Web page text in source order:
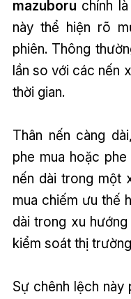
mazuboru chính
này thể hiện rõ
phiên. Thông
lần so với các nến
thời gian.
Thân nến càng
phe mua hoặc
nến dài trong một
mua chiếm ưu thế
dài trong xu
kiểm soát thị
Sự chênh lệch này